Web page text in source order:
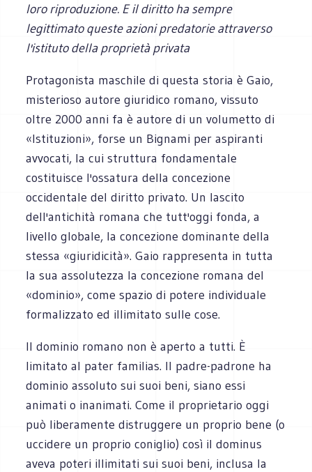
loro riproduzione. E il diritto ha sempre
legittimato queste azioni predatorie attraverso
l'istituto della proprietà privata
Protagonista maschile di questa storia è Gaio,
misterioso autore giuridico romano, vissuto
oltre 2000 anni fa è autore di un volumetto di
«Istituzioni», forse un Bignami per aspiranti
avvocati, la cui struttura fondamentale
costituisce l'ossatura della concezione
occidentale del diritto privato. Un lascito
dell'antichità romana che tutt'oggi fonda, a
livello globale, la concezione dominante della
stessa «giuridicità». Gaio rappresenta in tutta
la sua assolutezza la concezione romana del
«dominio», come spazio di potere individuale
formalizzato ed illimitato sulle cose.
Il dominio romano non è aperto a tutti. È
limitato al pater familias. Il padre-padrone ha
dominio assoluto sui suoi beni, siano essi
animati o inanimati. Come il proprietario oggi
può liberamente distruggere un proprio bene (o
uccidere un proprio coniglio) così il dominus
aveva poteri illimitati sui suoi beni, inclusa la